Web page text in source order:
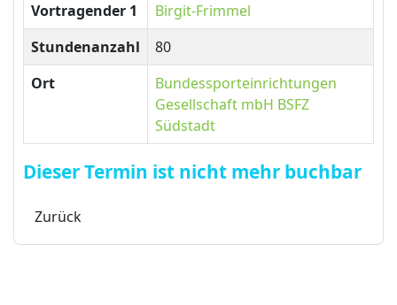
Vortragender 1
Birgit-Frimmel
Stundenanzahl
80
Ort
Bundessporteinrichtungen
Gesellschaft mbH BSFZ
Südstadt
Dieser Termin ist nicht mehr buchbar
Zurück